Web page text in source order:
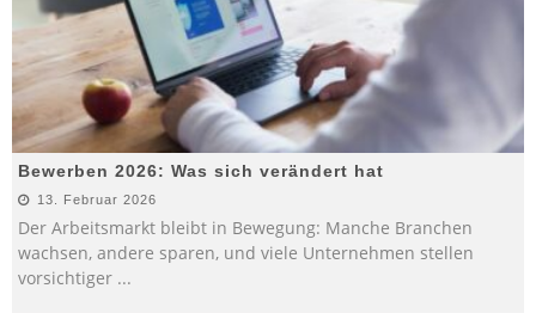
Bewerben 2026: Was sich verändert hat
13. Februar 2026
Der Arbeitsmarkt bleibt in Bewegung: Manche Branchen
wachsen, andere sparen, und viele Unternehmen stellen
vorsichtiger ...